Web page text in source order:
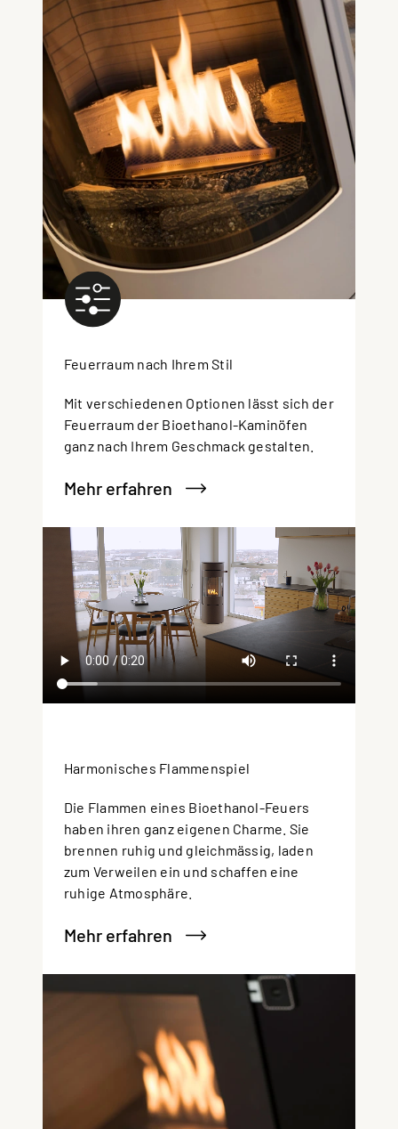
Feuerraum nach Ihrem Stil
Mit verschiedenen Optionen lässt sich der
Feuerraum der Bioethanol-Kaminöfen
ganz nach Ihrem Geschmack gestalten.
Mehr erfahren
Harmonisches Flammenspiel
Die Flammen eines Bioethanol-Feuers
haben ihren ganz eigenen Charme. Sie
brennen ruhig und gleichmässig, laden
zum Verweilen ein und schaffen eine
ruhige Atmosphäre.
Mehr erfahren